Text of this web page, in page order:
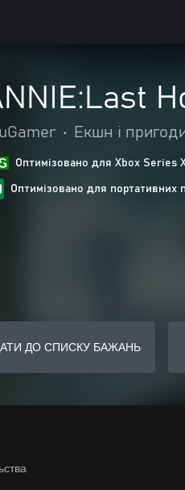
• Екшн і
Оптимізовано для Xbox Series
Оптимізовано для портативних
ДО СПИСКУ БАЖАНЬ